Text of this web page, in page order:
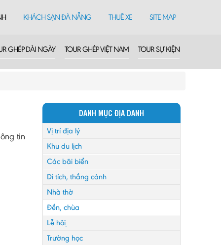
KHÁCH SẠN ĐÀ NẴNG THUÊ XE SITE MAP
GHÉP DÀI NGÀY TOUR GHÉP VIỆT NAM TOUR SỰ KIỆN
tin
DANH MỤC ĐỊA DANH
Vị trí địa lý
Khu du lịch
Các bãi biển
Di tích, thắng cảnh
Nhà thờ
Đền, chùa
Lễ hội
Trường học